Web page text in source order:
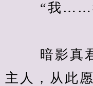
“我……我
暗影真君
主人，从此